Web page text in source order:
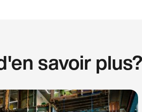
savoir plus?